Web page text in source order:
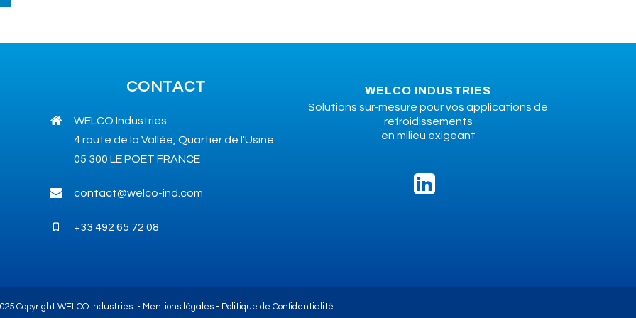
CONTACT
WELCO Industries
4 route de la Vallée, Quartier de l'Usine
05 300 LE POET FRANCE
contact@welco-ind.com
+33 492 65 72 08
WELCO INDUSTRIES
Solutions sur-mesure pour vos applications de
refroidissements
en milieu exigeant
Copyright WELCO Industries - Mentions légales - Politique de Confidentialité